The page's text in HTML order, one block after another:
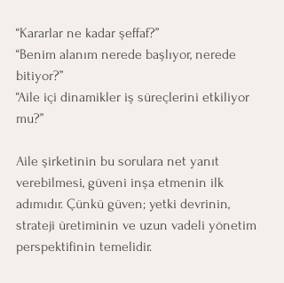
“Kararlar ne kadar şeffaf?”
“Benim alanım nerede başlıyor, nerede
bitiyor?”
“Aile içi dinamikler iş süreçlerini etkiliyor
mu?”
Aile şirketinin bu sorulara net yanıt
verebilmesi, güveni inşa etmenin ilk
adımıdır. Çünkü güven; yetki devrinin,
strateji üretiminin ve uzun vadeli yönetim
perspektifinin temelidir.